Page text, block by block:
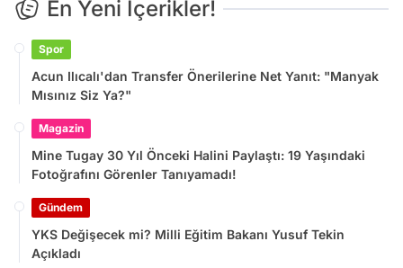
En Yeni İçerikler!
Spor
Acun Ilıcalı'dan Transfer Önerilerine Net Yanıt: "Manyak
Mısınız Siz Ya?"
Magazin
Mine Tugay 30 Yıl Önceki Halini Paylaştı: 19 Yaşındaki
Fotoğrafını Görenler Tanıyamadı!
Gündem
YKS Değişecek mi? Milli Eğitim Bakanı Yusuf Tekin
Açıkladı